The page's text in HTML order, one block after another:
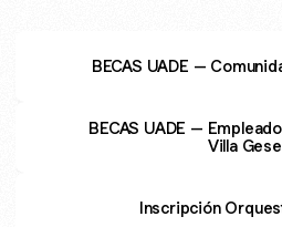
BECAS UADE –
BECAS UADE –
Villa
Inscripción